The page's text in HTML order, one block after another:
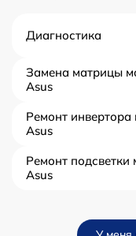
Диагностика
Замена матрицы
Asus
Ремонт инвертора
Asus
Ремонт подсветки
Asus